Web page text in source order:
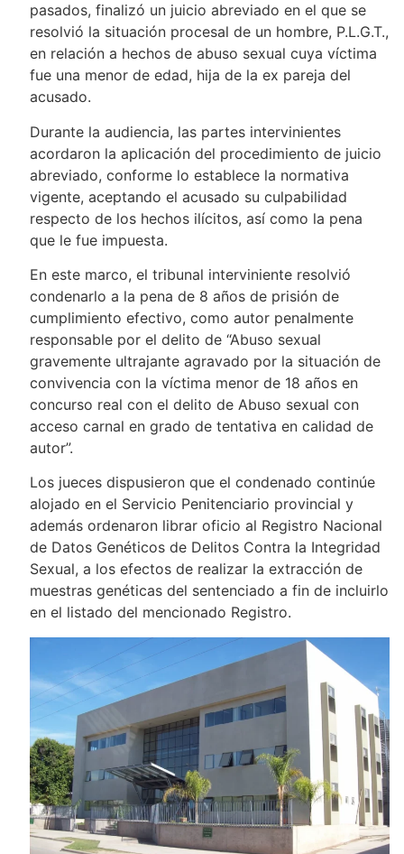
pasados, finalizó un juicio abreviado en el que se
resolvió la situación procesal de un hombre, P.L.G.T.,
en relación a hechos de abuso sexual cuya víctima
fue una menor de edad, hija de la ex pareja del
acusado.
Durante la audiencia, las partes intervinientes
acordaron la aplicación del procedimiento de juicio
abreviado, conforme lo establece la normativa
vigente, aceptando el acusado su culpabilidad
respecto de los hechos ilícitos, así como la pena
que le fue impuesta.
En este marco, el tribunal interviniente resolvió
condenarlo a la pena de 8 años de prisión de
cumplimiento efectivo, como autor penalmente
responsable por el delito de “Abuso sexual
gravemente ultrajante agravado por la situación de
convivencia con la víctima menor de 18 años en
concurso real con el delito de Abuso sexual con
acceso carnal en grado de tentativa en calidad de
autor”.
Los jueces dispusieron que el condenado continúe
alojado en el Servicio Penitenciario provincial y
además ordenaron librar oficio al Registro Nacional
de Datos Genéticos de Delitos Contra la Integridad
Sexual, a los efectos de realizar la extracción de
muestras genéticas del sentenciado a fin de incluirlo
en el listado del mencionado Registro.